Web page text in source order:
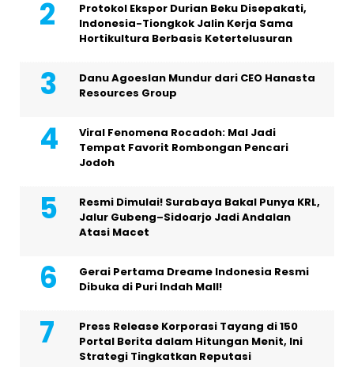
Protokol Ekspor Durian Beku Disepakati,
Indonesia-Tiongkok Jalin Kerja Sama
Hortikultura Berbasis Ketertelusuran
Danu Agoeslan Mundur dari CEO Hanasta
Resources Group
Viral Fenomena Rocadoh: Mal Jadi
Tempat Favorit Rombongan Pencari
Jodoh
Resmi Dimulai! Surabaya Bakal Punya KRL,
Jalur Gubeng–Sidoarjo Jadi Andalan
Atasi Macet
Gerai Pertama Dreame Indonesia Resmi
Dibuka di Puri Indah Mall!
Press Release Korporasi Tayang di 150
Portal Berita dalam Hitungan Menit, Ini
Strategi Tingkatkan Reputasi